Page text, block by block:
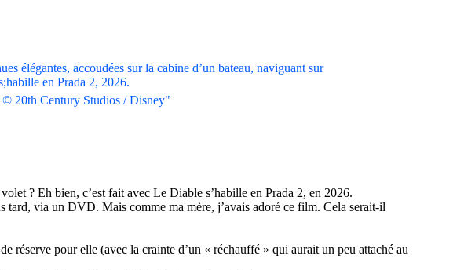
20th Century Studios / Disney"
? Eh bien, c’est fait avec Le Diable s’habille en Prada 2, en 2026.
tard, via un DVD. Mais comme ma mère, j’avais adoré ce film. Cela serait-il
réserve pour elle (avec la crainte d’un « réchauffé » qui aurait un peu attaché au